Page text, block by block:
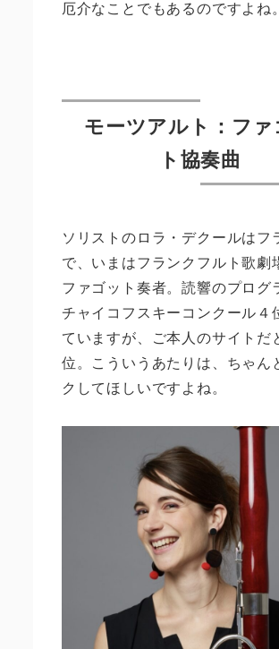
厄介なことでもあるのですよね。
モーツアルト：ファ
ト協奏曲
ソリストのロラ・デクールはフ
で、いまはフランクフルト歌劇
ファゴット奏者。読響のプログ
チャイコフスキーコンクール４
ていますが、ご本人のサイトだ
位。こういうあたりは、ちゃん
クしてほしいですよね。